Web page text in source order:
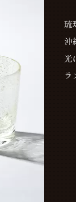
琉
沖
光
ラ